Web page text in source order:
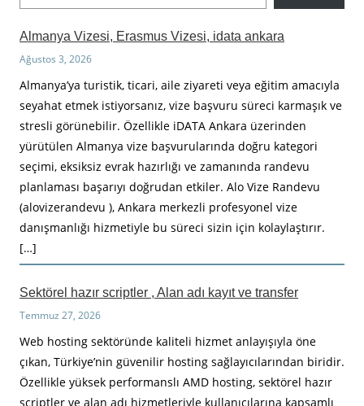
Almanya Vizesi, Erasmus Vizesi, idata ankara
Ağustos 3, 2026
Almanya’ya turistik, ticari, aile ziyareti veya eğitim amacıyla
seyahat etmek istiyorsanız, vize başvuru süreci karmaşık ve
stresli görünebilir. Özellikle iDATA Ankara üzerinden
yürütülen Almanya vize başvurularında doğru kategori
seçimi, eksiksiz evrak hazırlığı ve zamanında randevu
planlaması başarıyı doğrudan etkiler. Alo Vize Randevu
(alovizerandevu ), Ankara merkezli profesyonel vize
danışmanlığı hizmetiyle bu süreci sizin için kolaylaştırır.
[…]
Sektörel hazır scriptler , Alan adı kayıt ve transfer
Temmuz 27, 2026
Web hosting sektöründe kaliteli hizmet anlayışıyla öne
çıkan, Türkiye’nin güvenilir hosting sağlayıcılarından biridir.
Özellikle yüksek performanslı AMD hosting, sektörel hazır
scriptler ve alan adı hizmetleriyle kullanıcılarına kapsamlı